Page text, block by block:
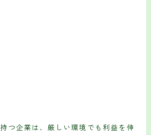
つ企業は、厳しい環境でも利益を伸